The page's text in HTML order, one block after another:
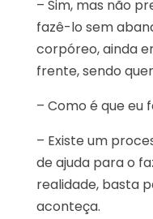
– Sim, mas não
fazê-lo sem
corpóreo, ainda
frente, sendo
– Como é que eu
– Existe um
de ajuda para o
realidade, basta
aconteça.